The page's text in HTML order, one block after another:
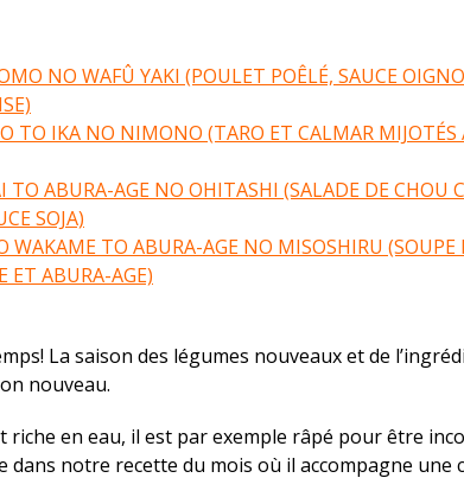
NO WAFÛ YAKI (POULET POÊLÉ, SAUCE
TO IKA NO NIMONO (TARO ET CALMAR MIJOTÉS
TO ABURA-AGE NO OHITASHI (SALADE DE CHOU
SOJA)
WAKAME TO ABURA-AGE NO MISOSHIRU (SOUPE
ET ABURA-AGE)
La saison des légumes nouveaux et de
nouveau.
riche en eau, il est par exemple râpé pour être
dans notre recette du mois où il accompagne une